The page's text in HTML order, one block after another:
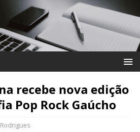
recebe nova edição
Pop Rock Gaúcho